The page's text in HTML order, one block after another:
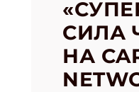
СИЛА
НА